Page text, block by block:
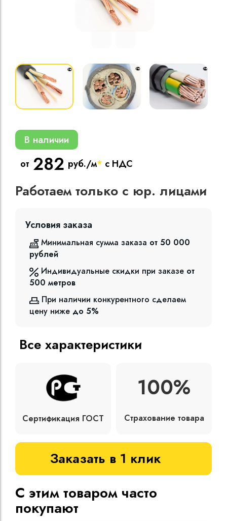
Кабели
изоляцией
В наличии
от 282 руб./м* с НДС
Работаем только с юр. лицами
Условия заказа
Минимальная сумма заказа от 50 000
рублей
Индивидуальные скидки при заказе от
500 метров
При наличии конкурентного сделаем
цену ниже до 5%
Все характеристики
Сертификация ГОСТ
100%
Страхование товара
Заказать в 1 клик
С этим товаром часто
покупают